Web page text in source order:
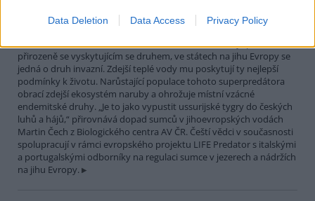
Data Deletion Data Access Privacy Policy
rybou Evropy. Vrcholový
v našich vodách je původním
přirozeně se vyskytujícím se druhem, ve státech na jihu Evropy se
jedná o druh invazní. Zdejší teplé vody mu poskytují ty nejlepší
podmínky k životu. Narůstající populace tohoto superpredátora
obrací zdejší ekosystém naruby a ohrožuje místní vzácné
endemitské druhy. „Je to jako vypustit ussurijské tygry do českých
luhů a hájů,“ přirovnává dopad sumců v jihoevropských vodách
Martin Čech z Biologického centra AV ČR. Čeští vědci v současnosti
spolupracují v rámci evropského projektu LIFE Predator s italskými
a portugalskými odborníky na regulaci sumce v jezerech a nádržích
na jihu Evropy.